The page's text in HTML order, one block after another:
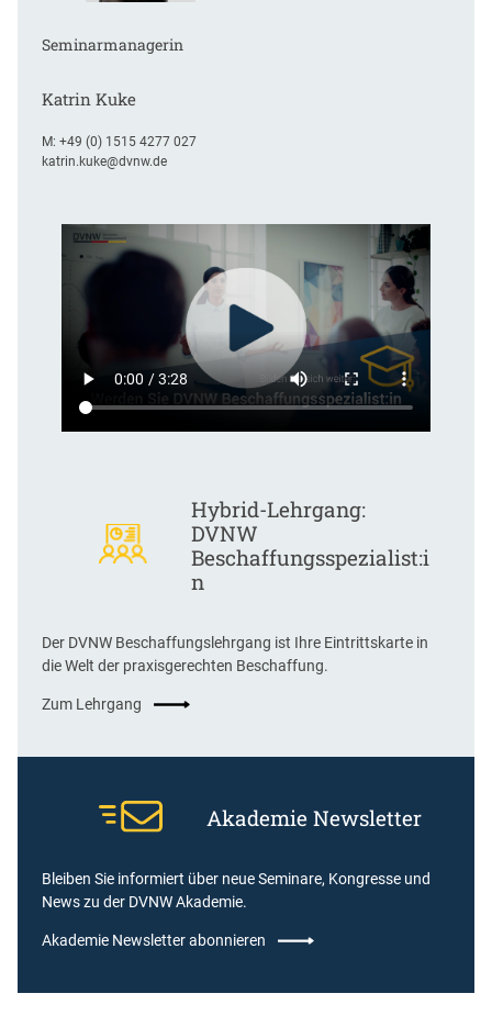
Seminarmanagerin
Katrin Kuke
M:+49 (0) 1515 4277 027
katrin.kuke@dvnw.de
Hybrid-Lehrgang:
DVNW
Beschaffungsspezialist:i
n
Der DVNW Beschaffungslehrgang ist Ihre Eintrittskarte in
die Welt der praxisgerechten Beschaffung.
Zum Lehrgang
Akademie Newsletter
Bleiben Sie informiert über neue Seminare, Kongresse und
News zu der DVNW Akademie.
Akademie Newsletter abonnieren